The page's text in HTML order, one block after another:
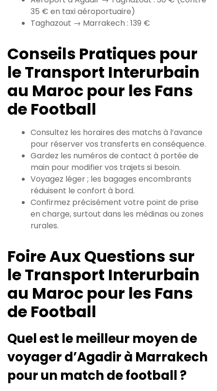
35 € en taxi aéroportuaire)
Taghazout → Marrakech : 139 €
Conseils Pratiques pour
le Transport Interurbain
au Maroc pour les Fans
de Football
Consultez les horaires des matchs à l’avance
pour réserver vos transferts en conséquence.
Gardez les numéros de contact à portée de
main pour modifier vos trajets si besoin.
Voyagez léger ; les bagages encombrants
réduisent le confort à bord.
Confirmez précisément votre point de prise
en charge, surtout dans les médinas ou zones
rurales.
Foire Aux Questions sur
le Transport Interurbain
au Maroc pour les Fans
de Football
Quel est le meilleur moyen de
voyager d’Agadir à Marrakech
pour un match de football ?